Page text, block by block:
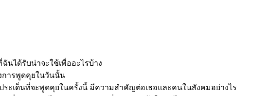
นได้รับน่าจะใช้เพื่ออะไรบ้าง
การพูดคุยในวันนั้น
ระเด็นที่จะพูดคุยในครั้งนี้ มีความสำคัญต่อเธอและคนในสังคมอย่างไร